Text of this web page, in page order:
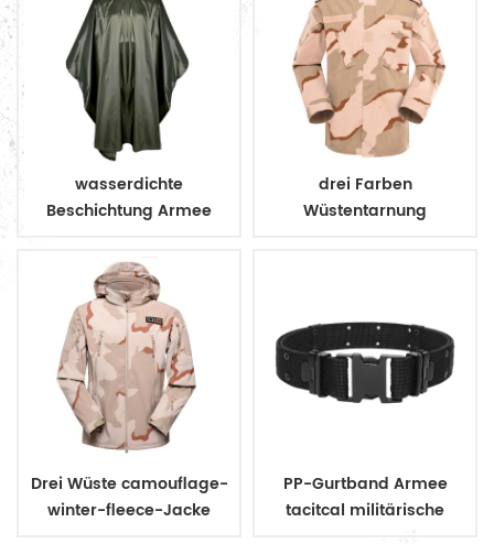
wasserdichte
Beschichtung Armee
Poncho
drei Farben
Wüstentarnung
Drei Wüste camouflage-
winter-fleece-Jacke
PP-Gurtband Armee
tacitcal militärische